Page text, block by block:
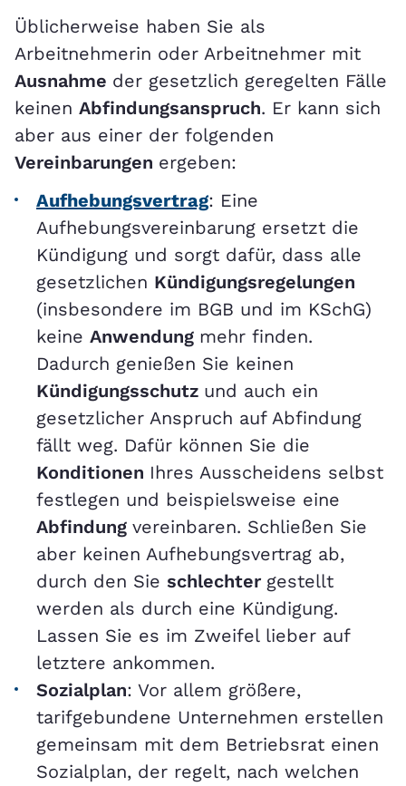
Üblicherweise haben Sie als
Arbeitnehmerin oder Arbeitnehmer mit
Ausnahme der gesetzlich geregelten Fälle
keinen Abfindungsanspruch. Er kann sich
aber aus einer der folgenden
Vereinbarungen ergeben:
Aufhebungsvertrag: Eine
Aufhebungsvereinbarung ersetzt die
Kündigung und sorgt dafür, dass alle
gesetzlichen Kündigungsregelungen
(insbesondere im BGB und im KSchG)
keine Anwendung mehr finden.
Dadurch genießen Sie keinen
Kündigungsschutz und auch ein
gesetzlicher Anspruch auf Abfindung
fällt weg. Dafür können Sie die
Konditionen Ihres Ausscheidens selbst
festlegen und beispielsweise eine
Abfindung vereinbaren. Schließen Sie
aber keinen Aufhebungsvertrag ab,
durch den Sie schlechter gestellt
werden als durch eine Kündigung.
Lassen Sie es im Zweifel lieber auf
letztere ankommen.
Sozialplan: Vor allem größere,
tarifgebundene Unternehmen erstellen
gemeinsam mit dem Betriebsrat einen
Sozialplan, der regelt, nach welchen